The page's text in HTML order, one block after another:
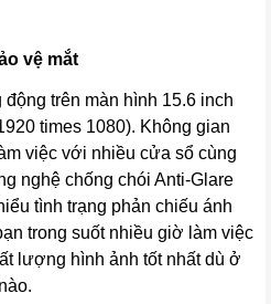
vệ mắt
trên màn hình 15.6 inch
times 1080). Không gian
việc với nhiều cửa sổ cùng
nghệ chống chói Anti-Glare
tình trạng phản chiếu ánh
trong suốt nhiều giờ làm việc
lượng hình ảnh tốt nhất dù ở